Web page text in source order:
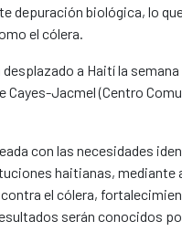
depuración biológica, lo
el cólera.
a Haití la
Jacmel (Centro
con las necesidades
haitianas,
el cólera,
serán conocidos